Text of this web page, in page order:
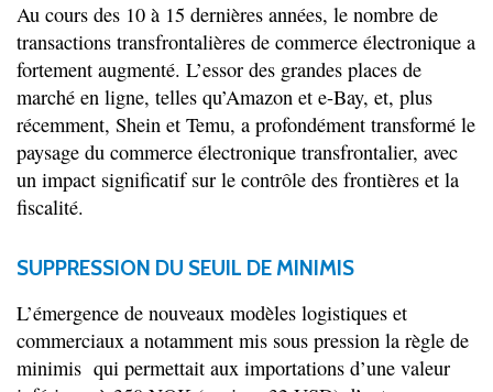
Au cours des 10 à 15 dernières années, le nombre de
transactions transfrontalières de commerce électronique a
fortement augmenté. L’essor des grandes places de
marché en ligne, telles qu’Amazon et e-Bay, et, plus
récemment, Shein et Temu, a profondément transformé le
paysage du commerce électronique transfrontalier, avec
un impact significatif sur le contrôle des frontières et la
fiscalité.
SUPPRESSION DU SEUIL DE MINIMIS
L’émergence de nouveaux modèles logistiques et
commerciaux a notamment mis sous pression la règle de
minimis qui permettait aux importations d’une valeur